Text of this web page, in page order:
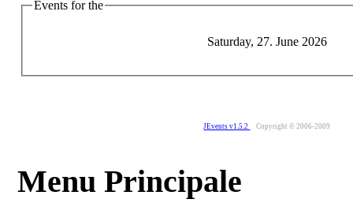
Events for the
Saturday, 27. June 2026
JEvents v1.5.2 Copyright © 2006-2009
Menu Principale